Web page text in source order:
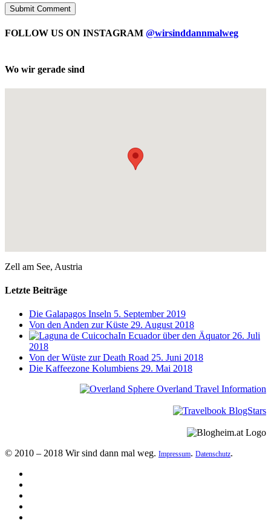
FOLLOW US ON INSTAGRAM @wirsinddannmalweg
Wo wir gerade sind
Zell am See, Austria
Letzte Beiträge
Die Galapagos Inseln 5. September 2019
Von den Anden zur Küste 29. August 2018
In Ecuador über den Äquator 26. Juli
2018
Von der Wüste zur Death Road 25. Juni 2018
Die Kaffeezone Kolumbiens 29. Mai 2018
© 2010 – 2018 Wir sind dann mal weg. Impressum. Datenschutz.